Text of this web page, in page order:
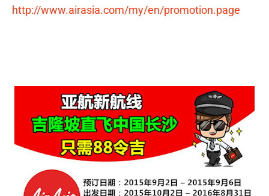
http://www.airasia.com/my/en/promotion.page